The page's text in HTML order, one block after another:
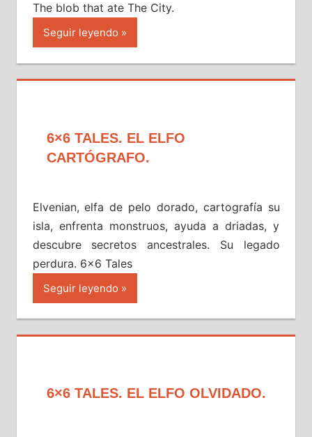
The blob that ate The City.
Seguir leyendo
6×6 TALES. EL ELFO
CARTÓGRAFO.
Elvenian, elfa de pelo dorado, cartografía su
isla, enfrenta monstruos, ayuda a driadas, y
descubre secretos ancestrales. Su legado
perdura. 6×6 Tales
Seguir leyendo
6×6 TALES. EL ELFO OLVIDADO.